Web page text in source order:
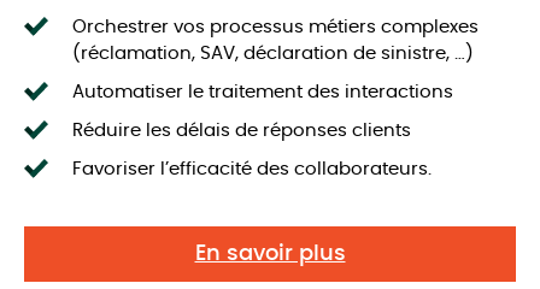
Orchestrer vos processus métiers complexes
(réclamation, SAV, déclaration de sinistre, …)
Automatiser le traitement des interactions
Réduire les délais de réponses clients
Favoriser l’efficacité des collaborateurs.
En savoir plus